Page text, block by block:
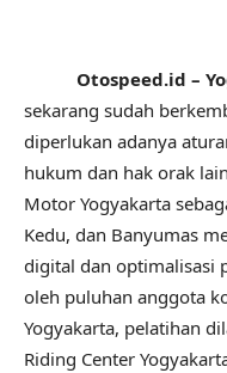
Otospeed.id –
sekarang sudah
diperlukan adanya
hukum dan hak orak
Motor Yogyakarta
Kedu, dan Banyumas
digital dan optimalisasi
oleh puluhan anggota
Yogyakarta, pelatihan
Riding Center